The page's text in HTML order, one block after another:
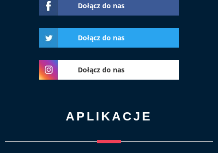
Dołącz do nas
Dołącz do nas
Dołącz do nas
APLIKACJE